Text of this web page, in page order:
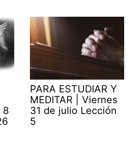
8
PARA ESTUDIAR Y
MEDITAR | Viernes
31 de julio Lección
5